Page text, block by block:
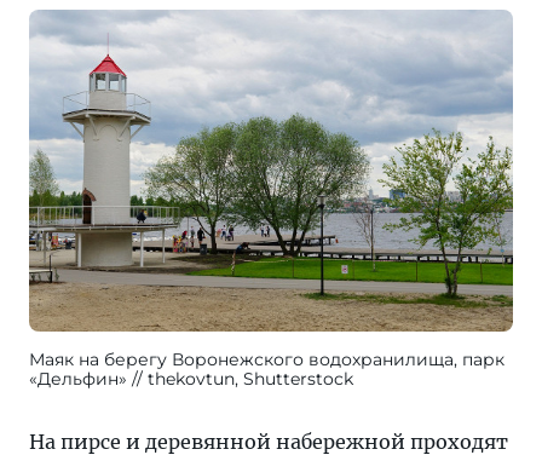
Маяк на берегу Воронежского водохранилища, парк
«Дельфин»
thekovtun, Shutterstock
На пирсе и деревянной набережной проходят